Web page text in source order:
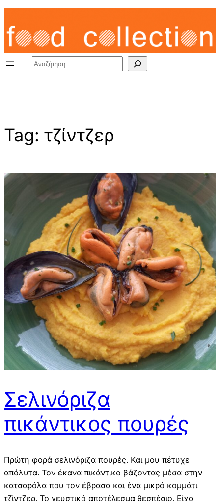
Skip
content
Search
Tag: τζίντζερ
Σελινόριζα
πικάντικος πουρές
Πρώτη φορά σελινόριζα πουρές. Και μου πέτυχε
απόλυτα. Τον έκανα πικάντικο βάζοντας μέσα στην
κατσαρόλα που τον έβρασα και ένα μικρό κομμάτι
τζίντζερ. Το γευστικό αποτέλεσμα θεσπέσιο. Είχα